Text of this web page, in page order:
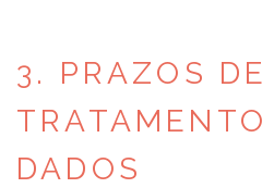
3. PRAZOS DE
TRATAMENTO
DADOS